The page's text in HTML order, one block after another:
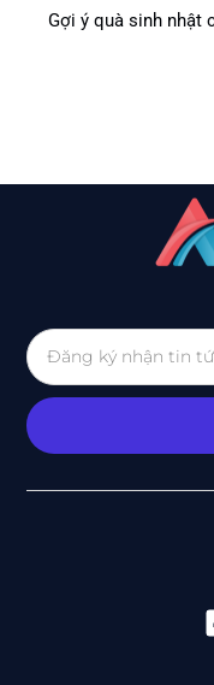
Gợi ý quà sinh nhật